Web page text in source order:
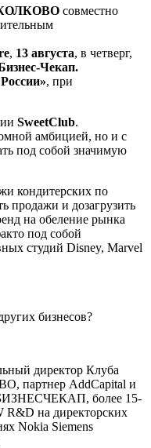
совместно
, 13 августа, в четверг,
Чекап.
, при
SweetClub.
амбицией, но и с
под собой значимую
кондитерских по
продажи и дозагрузить
на обеление рынка
под собой
студий Disney, Marvel
бизнесов?
директор Клуба
партнер AddCapital и
более 15-
R&D на директорских
Nokia Siemens